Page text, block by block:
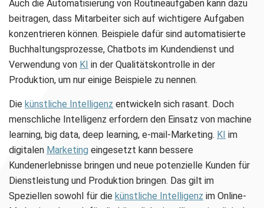
Auch die Automatisierung von Routineaufgaben kann dazu
beitragen, dass Mitarbeiter sich auf wichtigere Aufgaben
konzentrieren können. Beispiele dafür sind automatisierte
Buchhaltungsprozesse, Chatbots im Kundendienst und
Verwendung von KI in der Qualitätskontrolle in der
Produktion, um nur einige Beispiele zu nennen.
Die künstliche Intelligenz entwickeln sich rasant. Doch
menschliche Intelligenz erfordern den Einsatz von machine
learning, big data, deep learning, e-mail-Marketing. KI im
digitalen Marketing eingesetzt kann bessere
Kundenerlebnisse bringen und neue potenzielle Kunden für
Dienstleistung und Produktion bringen. Das gilt im
Speziellen sowohl für die künstliche Intelligenz im Online-